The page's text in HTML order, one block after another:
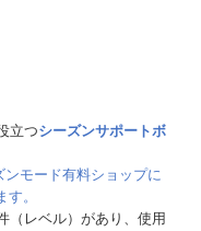
立つシーズンサポートボ
モード有料ショップに
。
（レベル）があり、使用